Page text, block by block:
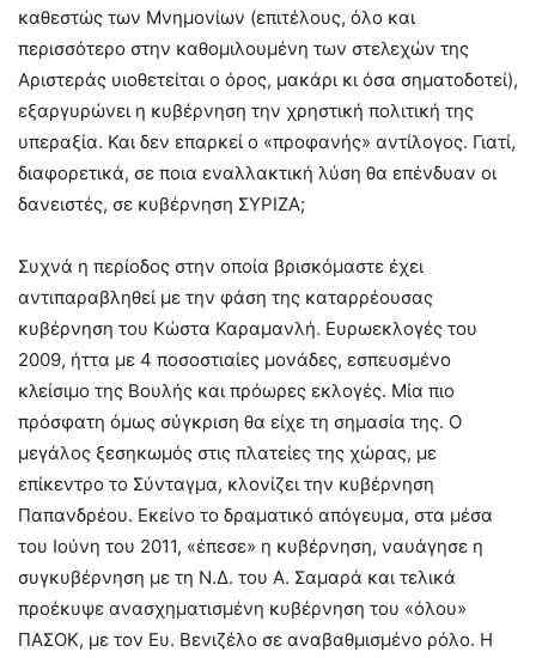
καθεστώς των Μνημονίων (επιτέλους, όλο και
περισσότερο στην καθομιλουμένη των στελεχών της
Αριστεράς υιοθετείται ο όρος, μακάρι κι όσα σηματοδοτεί),
εξαργυρώνει η κυβέρνηση την χρηστική πολιτική της
υπεραξία. Και δεν επαρκεί ο «προφανής» αντίλογος. Γιατί,
διαφορετικά, σε ποια εναλλακτική λύση θα επένδυαν οι
δανειστές, σε κυβέρνηση ΣΥΡΙΖΑ;
Συχνά η περίοδος στην οποία βρισκόμαστε έχει
αντιπαραβληθεί με την φάση της καταρρέουσας
κυβέρνηση του Κώστα Καραμανλή. Ευρωεκλογές του
2009, ήττα με 4 ποσοστιαίες μονάδες, εσπευσμένο
κλείσιμο της Βουλής και πρόωρες εκλογές. Μία πιο
πρόσφατη όμως σύγκριση θα είχε τη σημασία της. Ο
μεγάλος ξεσηκωμός στις πλατείες της χώρας, με
επίκεντρο το Σύνταγμα, κλονίζει την κυβέρνηση
Παπανδρέου. Εκείνο το δραματικό απόγευμα, στα μέσα
του Ιούνη του 2011, «έπεσε» η κυβέρνηση, ναυάγησε η
συγκυβέρνηση με τη Ν.Δ. του Α. Σαμαρά και τελικά
προέκυψε ανασχηματισμένη κυβέρνηση του «όλου»
ΠΑΣΟΚ, με τον Ευ. Βενιζέλο σε αναβαθμισμένο ρόλο. Η